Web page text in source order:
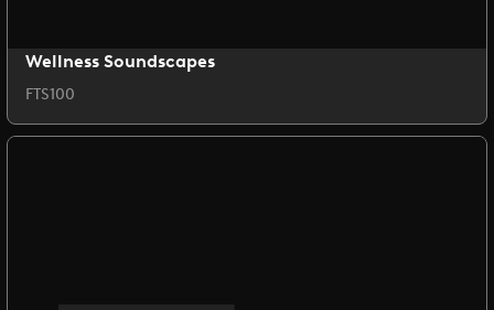
Wellness Soundscapes
FTS100